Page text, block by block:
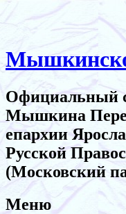
Официальный
Мышкина
епархии
Русской
(Московский
Меню